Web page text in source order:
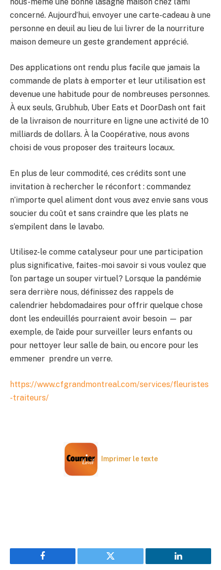
nous-même une bonne lasagne maison chez l’ami
concerné. Aujourd’hui, envoyer une carte-cadeau à une
personne en deuil au lieu de lui livrer de la nourriture
maison demeure un geste grandement apprécié.
Des applications ont rendu plus facile que jamais la
commande de plats à emporter et leur utilisation est
devenue une habitude pour de nombreuses personnes.
À eux seuls, Grubhub, Uber Eats et DoorDash ont fait
de la livraison de nourriture en ligne une activité de 10
milliards de dollars. À la Coopérative, nous avons
choisi de vous proposer des traiteurs locaux.
En plus de leur commodité, ces crédits sont une
invitation à rechercher le réconfort : commandez
n’importe quel aliment dont vous avez envie sans vous
soucier du coût et sans craindre que les plats ne
s’empilent dans le lavabo.
Utilisez-le comme catalyseur pour une participation
plus significative, faites-moi savoir si vous voulez que
l’on partage un souper virtuel? Lorsque la pandémie
sera derrière nous, définissez des rappels de
calendrier hebdomadaires pour offrir quelque chose
dont les endeuillés pourraient avoir besoin — par
exemple, de l’aide pour surveiller leurs enfants ou
pour nettoyer leur salle de bain, ou encore pour les
emmener prendre un verre.
https://www.cfgrandmontreal.com/services/fleuristes
-traiteurs/
Imprimer le texte
Facebook Twitter LinkedIn